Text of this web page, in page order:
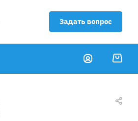
Задать вопрос